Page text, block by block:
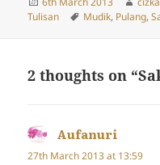
on
Tulisan
Tags
Mudik, Pulang,
2 thoughts on
Aufanuri
27th March 2013 at 13:59